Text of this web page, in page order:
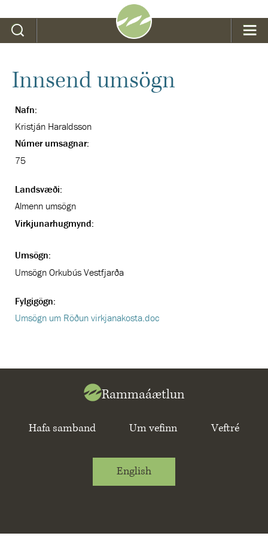
Innsend umsögn
Nafn:
Kristján Haraldsson
Númer umsagnar:
75
Landsvæði:
Almenn umsögn
Virkjunarhugmynd:
Umsögn:
Umsögn Orkubús Vestfjarða
Fylgigögn:
Umsögn um Röðun virkjanakosta.doc
Rammaáætlun
Hafa samband Um vefinn Veftré
English